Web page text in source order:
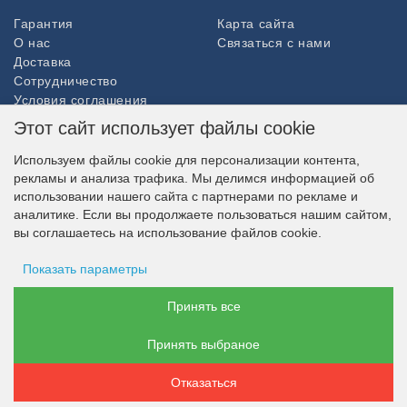
Гарантия
О нас
Доставка
Сотрудничество
Условия соглашения
Возврат товара
Карта сайта
Связаться с нами
Партнёры
НАШ МАГАЗИН В СОЦСЕТЯХ
Этот сайт использует файлы cookie
Используем файлы cookie для персонализации контента,
рекламы и анализа трафика. Мы делимся информацией об
использовании нашего сайта с партнерами по рекламе и
аналитике. Если вы продолжаете пользоваться нашим сайтом,
вы соглашаетесь на использование файлов cookie.
Показать параметры
Данные пользователя
Персонализация рекламы
Принять все
Принять выбраное
Отказаться